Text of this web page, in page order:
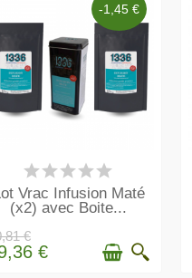
-1,45 €
EN STOCK
Vrac Infusion Maté
(x2) avec Boite...
€
€